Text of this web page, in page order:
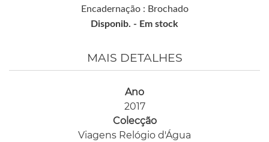
Encadernação : Brochado
Disponib. - Em stock
MAIS DETALHES
Ano
2017
Colecção
Viagens Relógio d'Água